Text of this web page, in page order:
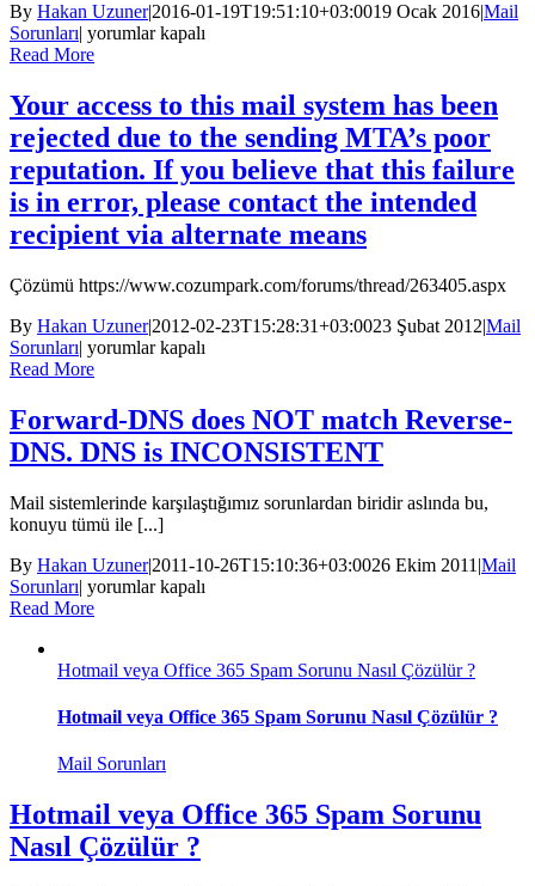
By Hakan Uzuner|2016-01-19T19:51:10+03:0019 Ocak 2016|Mail
Sorunları| Client
host
FBLW15;
To
request
removal
from
list
forward
message
to
delist@messaging.microsoft.com
yorumlar kapalı
Read More
Your access to this mail system has been
rejected due to the sending MTA’s poor
reputation. If you believe that this failure
is in error, please contact the intended
recipient via alternate means
Çözümü https://www.cozumpark.com/forums/thread/263405.aspx
By Hakan Uzuner|2012-02-23T15:28:31+03:0023 Şubat 2012|Mail
Sorunları| Your
access
mail
system
been
rejected
to
the
sending
reputation.
you
that
this
is
in
error,
yorumlar kapalı
Read More
Forward-DNS does NOT match Reverse-
DNS. DNS is INCONSISTENT
Mail sistemlerinde karşılaştığımız sorunlardan biridir aslında bu,
konuyu tümü ile [...]
By Hakan Uzuner|2011-10-26T15:10:36+03:0026 Ekim 2011 |Mail
Sorunları| Forward-
DNS
match
DNS.
is
INCONSISTENT
için
yorumlar kapalı
Read More
Hotmail veya Office 365 Spam Sorunu Nasıl Çözülür ?
Hotmail veya Office 365 Spam Sorunu Nasıl Çözülür ?
Mail Sorunları
Hotmail veya Office 365 Spam Sorunu
Nasıl Çözülür ?